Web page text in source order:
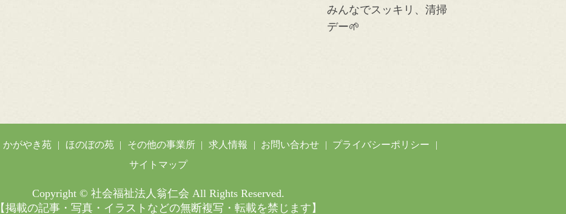
みんなでスッキリ、清掃
デー🌱
かがやき苑 ほのぼの苑 その他の事業所 求人情報 お問い合わせ
プライバシーポリシー
サイトマップ
Copyright © 社会福祉法人翁仁会 All Rights Reserved.
【掲載の記事・写真・イラストなどの無断複写・転載を禁じます】